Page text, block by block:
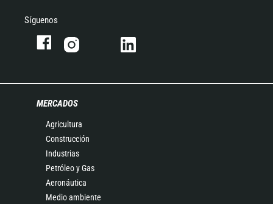
Síguenos
MERCADOS
Agricultura
Construcción
Industrias
Petróleo y Gas
Aeronáutica
Medio ambiente